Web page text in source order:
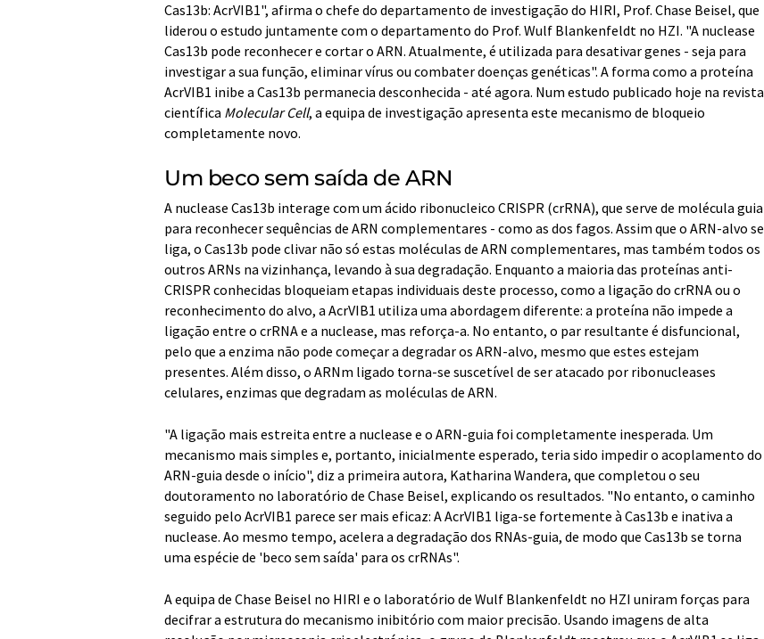
Cas13b: AcrVIB1", afirma o chefe do departamento de investigação do HIRI, Prof. Chase Beisel, que
liderou o estudo juntamente com o departamento do Prof. Wulf Blankenfeldt no HZI. "A nuclease
Cas13b pode reconhecer e cortar o ARN. Atualmente, é utilizada para desativar genes - seja para
investigar a sua função, eliminar vírus ou combater doenças genéticas". A forma como a proteína
AcrVIB1 inibe a Cas13b permanecia desconhecida - até agora. Num estudo publicado hoje na revista
científica Molecular Cell, a equipa de investigação apresenta este mecanismo de bloqueio
completamente novo.
Um beco sem saída de ARN
A nuclease Cas13b interage com um ácido ribonucleico CRISPR (crRNA), que serve de molécula guia
para reconhecer sequências de ARN complementares - como as dos fagos. Assim que o ARN-alvo se
liga, o Cas13b pode clivar não só estas moléculas de ARN complementares, mas também todos os
outros ARNs na vizinhança, levando à sua degradação. Enquanto a maioria das proteínas anti-
CRISPR conhecidas bloqueiam etapas individuais deste processo, como a ligação do crRNA ou o
reconhecimento do alvo, a AcrVIB1 utiliza uma abordagem diferente: a proteína não impede a
ligação entre o crRNA e a nuclease, mas reforça-a. No entanto, o par resultante é disfuncional,
pelo que a enzima não pode começar a degradar os ARN-alvo, mesmo que estes estejam
presentes. Além disso, o ARNm ligado torna-se suscetível de ser atacado por ribonucleases
celulares, enzimas que degradam as moléculas de ARN.
"A ligação mais estreita entre a nuclease e o ARN-guia foi completamente inesperada. Um
mecanismo mais simples e, portanto, inicialmente esperado, teria sido impedir o acoplamento do
ARN-guia desde o início", diz a primeira autora, Katharina Wandera, que completou o seu
doutoramento no laboratório de Chase Beisel, explicando os resultados. "No entanto, o caminho
seguido pelo AcrVIB1 parece ser mais eficaz: A AcrVIB1 liga-se fortemente à Cas13b e inativa a
nuclease. Ao mesmo tempo, acelera a degradação dos RNAs-guia, de modo que Cas13b se torna
uma espécie de 'beco sem saída' para os crRNAs".
A equipa de Chase Beisel no HIRI e o laboratório de Wulf Blankenfeldt no HZI uniram forças para
decifrar a estrutura do mecanismo inibitório com maior precisão. Usando imagens de alta